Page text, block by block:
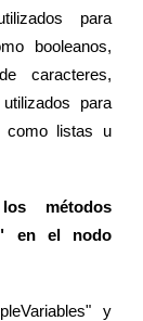
para
booleanos,
caracteres,
para
como listas u
métodos
en el nodo
y